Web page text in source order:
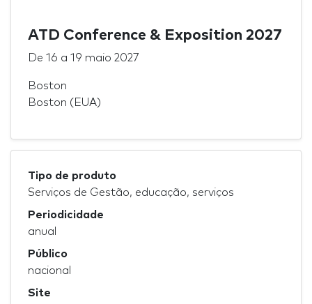
ATD Conference & Exposition 2027
De 16 a 19 maio 2027
Boston
Boston (EUA)
Tipo de produto
Serviços de Gestão, educação, serviços
Periodicidade
anual
Público
nacional
Site